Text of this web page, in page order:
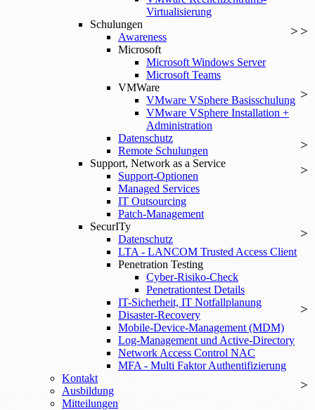
Virtualisierung
Schulungen
Awareness
Microsoft
Microsoft Windows Server
Microsoft Teams
VMWare
VMware VSphere Basisschulung
VMware VSphere Installation +
Administration
Datenschutz
Remote Schulungen
Support, Network as a Service
Support-Optionen
Managed Services
IT Outsourcing
Patch-Management
SecurITy
Datenschutz
LTA - LANCOM Trusted Access Client
Penetration Testing
Cyber-Risiko-Check
Penetrationtest Details
IT-Sicherheit, IT Notfallplanung
Disaster-Recovery
Mobile-Device-Management (MDM)
Log-Management und Active-Directory
Network Access Control NAC
MFA - Multi Faktor Authentifizierung
Kontakt
Ausbildung
Mitteilungen